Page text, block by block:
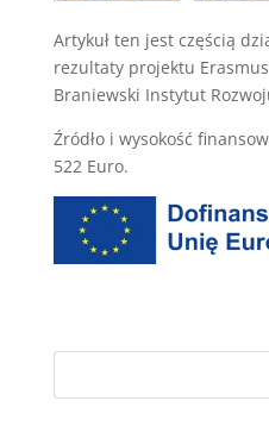
Artykuł ten jest częścią
rezultaty projektu
Braniewski Instytut
Źródło i wysokość
522 Euro.